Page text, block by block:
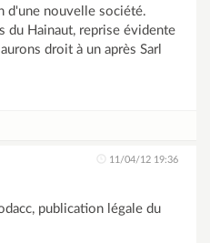
d'une nouvelle société.
du Hainaut, reprise évidente
droit à un après Sarl
11/04/12 19:36
publication légale du